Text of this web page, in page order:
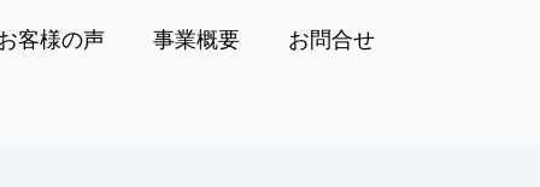
客様の声 事業概要 お問合せ